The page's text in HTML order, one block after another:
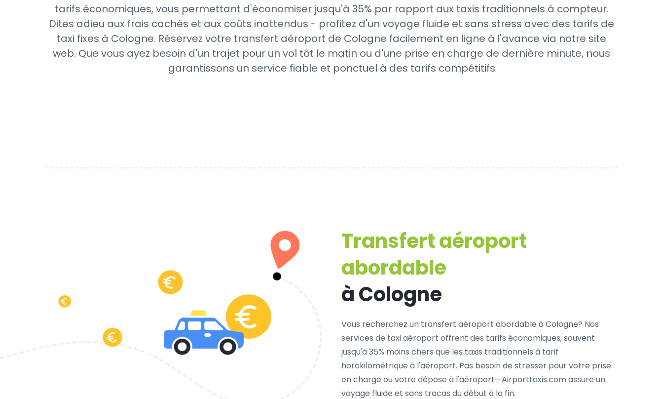
tarifs économiques, vous permettant d'économiser jusqu'à 35% par rapport aux taxis traditionnels à compteur.
Dites adieu aux frais cachés et aux coûts inattendus - profitez d'un voyage fluide et sans stress avec des tarifs de
taxi fixes à Cologne. Réservez votre transfert aéroport de Cologne facilement en ligne à l'avance via notre site
web. Que vous ayez besoin d'un trajet pour un vol tôt le matin ou d'une prise en charge de dernière minute, nous
garantissons un service fiable et ponctuel à des tarifs compétitifs
Transfert aéroport
abordable
à Cologne
Vous recherchez un transfert aéroport abordable à Cologne? Nos
services de taxi aéroport offrent des tarifs économiques, souvent
jusqu'à 35% moins chers que les taxis traditionnels à tarif
horokilométrique à l'aéroport. Pas besoin de stresser pour votre prise
en charge ou votre dépose à l'aéroport—Airporttaxis.com assure un
voyage fluide et sans tracas du début à la fin.